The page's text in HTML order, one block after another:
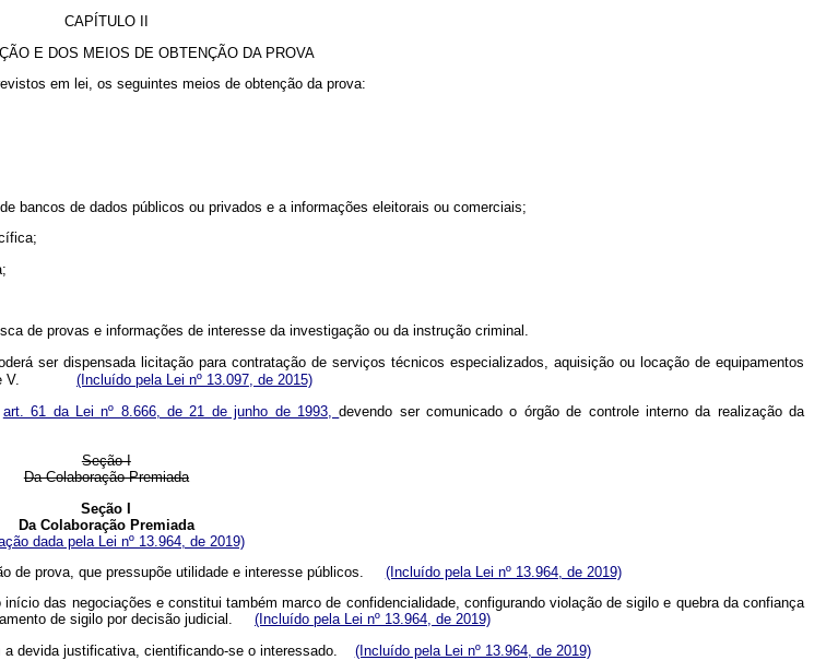
CAPÍTULO II
E DOS MEIOS DE OBTENÇÃO DA PROVA
em lei, os seguintes meios de obtenção da prova:
bancos de dados públicos ou privados e a informações eleitorais ou comerciais;
de provas e informações de interesse da investigação ou da instrução criminal.
ser dispensada licitação para contratação de serviços técnicos especializados, aquisição ou locação de equipamentos
II e V. (Incluído pela Lei nº 13.097, de 2015)
art. 61 da Lei nº 8.666, de 21 de junho de 1993,devendo ser comunicado o órgão de controle interno da realização da
Seção I
Da Colaboração Premiada
Seção I
Da Colaboração Premiada
dada pela Lei nº 13.964, de 2019)
de prova, que pressupõe utilidade e interesse públicos. (Incluído pela Lei nº 13.964, de 2019)
das negociações e constitui também marco de confidencialidade, configurando violação de sigilo e quebra da confiança
de sigilo por decisão judicial. (Incluído pela Lei nº 13.964, de 2019)
a devida justificativa, cientificando-se o interessado. (Incluído pela Lei nº 13.964, de 2019)